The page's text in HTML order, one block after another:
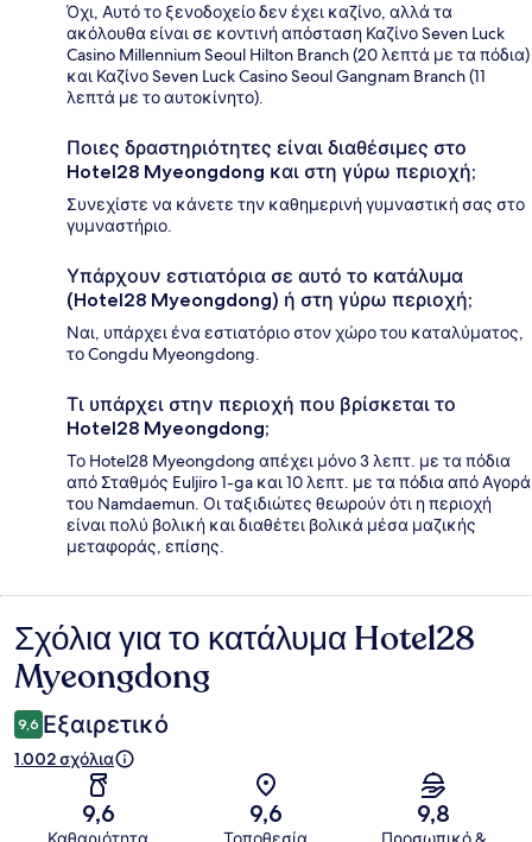
Όχι, Αυτό το ξενοδοχείο δεν έχει καζίνο, αλλά τα
ακόλουθα είναι σε κοντινή απόσταση Καζίνο Seven Luck
Casino Millennium Seoul Hilton Branch (20 λεπτά με τα πόδια)
και Καζίνο Seven Luck Casino Seoul Gangnam Branch (11
λεπτά με το αυτοκίνητο).
Ποιες δραστηριότητες είναι διαθέσιμες στο
Hotel28 Myeongdong και στη γύρω περιοχή;
Συνεχίστε να κάνετε την καθημερινή γυμναστική σας στο
γυμναστήριο.
Υπάρχουν εστιατόρια σε αυτό το κατάλυμα
(Hotel28 Myeongdong) ή στη γύρω περιοχή;
Ναι, υπάρχει ένα εστιατόριο στον χώρο του καταλύματος,
το Congdu Myeongdong.
Τι υπάρχει στην περιοχή που βρίσκεται το
Hotel28 Myeongdong;
Το Hotel28 Myeongdong απέχει μόνο 3 λεπτ. με τα πόδια
από Σταθμός Euljiro 1-ga και 10 λεπτ. με τα πόδια από Αγορά
του Namdaemun. Οι ταξιδιώτες θεωρούν ότι η περιοχή
είναι πολύ βολική και διαθέτει βολικά μέσα μαζικής
μεταφοράς, επίσης.
Σχόλια
Σχόλια για το κατάλυμα Hotel28
Myeongdong
9,6 Εξαιρετικό
1.002 σχόλια
9,6 9,6 9,8